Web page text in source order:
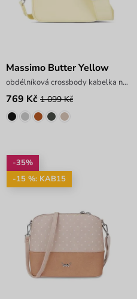
Massimo Butter Yellow
obdélníková crossbody kabelka na zip
769 Kč 1 099 Kč
-35%
-15 %: KAB15